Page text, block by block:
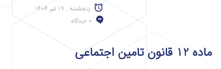
پنجشنبه , 19 تیر 1404
0 دیدگاه
ماده 12 قانون تامین اجتماعی